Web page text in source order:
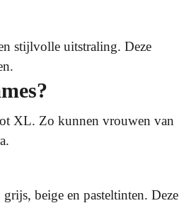
stijlvolle uitstraling. Deze
XL. Zo kunnen vrouwen van
beige en pasteltinten. Deze